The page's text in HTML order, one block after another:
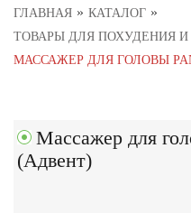
ГЛАВНАЯ » КАТАЛОГ »
ТОВАРЫ ДЛЯ ПОХУДЕНИЯ
МАССАЖЕР ДЛЯ ГОЛОВЫ
Массажер для
(Адвент)